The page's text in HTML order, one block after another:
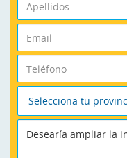
Selecciona tu